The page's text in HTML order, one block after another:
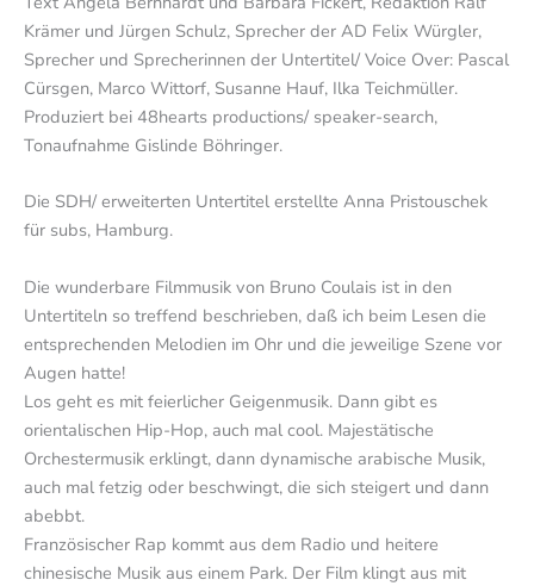
Krämer und Jürgen Schulz, Sprecher der AD Felix Würgler,
Sprecher und Sprecherinnen der Untertitel/ Voice Over: Pascal
Cürsgen, Marco Wittorf, Susanne Hauf, Ilka Teichmüller.
Produziert bei 48hearts productions/ speaker-search,
Tonaufnahme Gislinde Böhringer.
Die SDH/ erweiterten Untertitel erstellte Anna Pristouschek
für subs, Hamburg.
Die wunderbare Filmmusik von Bruno Coulais ist in den
Untertiteln so treffend beschrieben, daß ich beim Lesen die
entsprechenden Melodien im Ohr und die jeweilige Szene vor
Augen hatte!
Los geht es mit feierlicher Geigenmusik. Dann gibt es
orientalischen Hip-Hop, auch mal cool. Majestätische
Orchestermusik erklingt, dann dynamische arabische Musik,
auch mal fetzig oder beschwingt, die sich steigert und dann
abebbt.
Französischer Rap kommt aus dem Radio und heitere
chinesische Musik aus einem Park. Der Film klingt aus mit